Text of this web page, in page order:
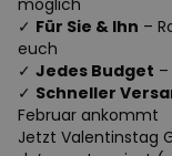
✓ Für Sie & Ihn –
euch
✓ Jedes Budget
✓ Schneller
Februar ankommt
Jetzt Valentinstag